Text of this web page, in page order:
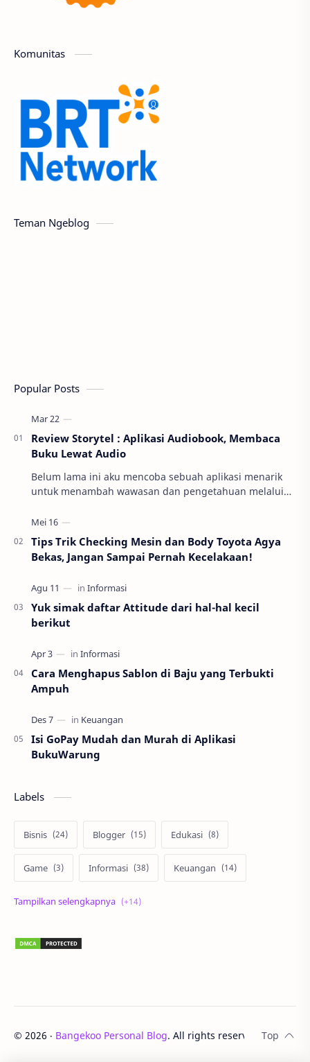
Komunitas
Teman Ngeblog
Popular Posts
Review Storytel : Aplikasi Audiobook, Membaca
Buku Lewat Audio
Belum lama ini aku mencoba sebuah aplikasi menarik
untuk menambah wawasan dan pengetahuan melalui
Tips Trik Checking Mesin dan Body Toyota Agya
Bekas, Jangan Sampai Pernah Kecelakaan!
Yuk simak daftar Attitude dari hal-hal kecil
berikut
Cara Menghapus Sablon di Baju yang Terbukti
Ampuh
Isi GoPay Mudah dan Murah di Aplikasi
BukuWarung
Labels
Bisnis Blogger Edukasi
Game Informasi Keuangan
Korea Lari
Teknologi UNTAN
© 2026 ‧ Bangekoo Personal Blog. All rights reserved.